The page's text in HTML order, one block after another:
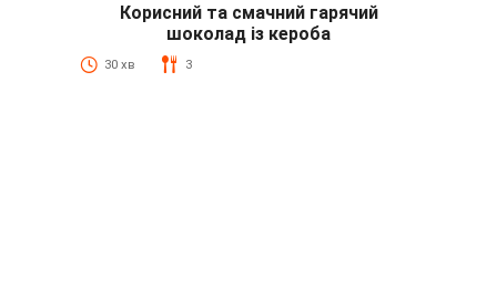
Корисний та смачний гарячий
шоколад із кероба
30 хв 3